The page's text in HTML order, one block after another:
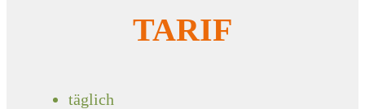
TARIF
täglich